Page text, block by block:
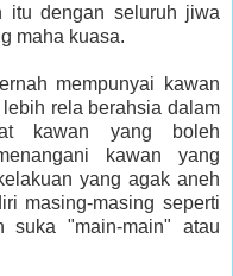
itu dengan seluruh jiwa
maha kuasa.
mempunyai kawan
rela berahsia dalam
kawan yang boleh
kawan yang
yang agak aneh
masing-masing seperti
suka "main-main" atau